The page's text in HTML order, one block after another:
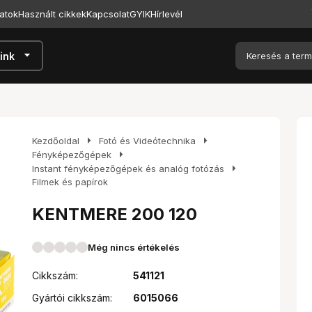
Használt cikkekKapcsolatGYIKHírlevél
arrow_drop_down
Kezdőoldal arrow_right Fotó és Videótechnika arrow_right
Fényképezőgépek arrow_right
Instant fényképezőgépek és analóg fotózás arrow_right
Filmek és papírok
KENTMERE 200 120
Még nincs értékelés
Cikkszám:
541121
Gyártói cikkszám:
6015066